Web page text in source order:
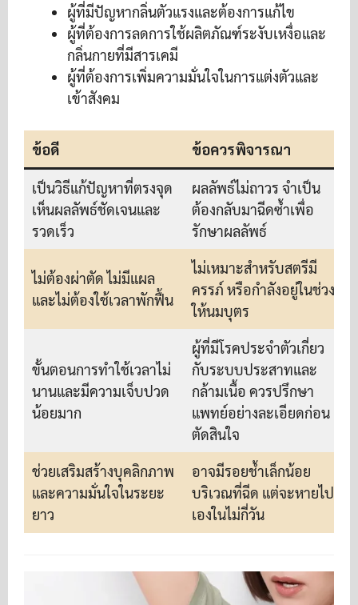
ผู้ที่มีปัญหากลิ่นตัวแรงและต้องการแก้ไข
ผู้ที่ต้องการลดการใช้ผลิตภัณฑ์ระงับเหงื่อและ
กลิ่นกายที่มีสารเคมี
ผู้ที่ต้องการเพิ่มความมั่นใจในการแต่งตัวและ
เข้าสังคม
ข้อดี ข้อควรพิจารณา
เป็นวิธีแก้ปัญหาที่ตรงจุด
เห็นผลลัพธ์ชัดเจนและ
รวดเร็ว
ผลลัพธ์ไม่ถาวร จำเป็น
ต้องกลับมาฉีดซ้ำเพื่อ
รักษาผลลัพธ์
ไม่ต้องผ่าตัด ไม่มีแผล
และไม่ต้องใช้เวลาพักฟื้น
ไม่เหมาะสำหรับสตรีมี
ครรภ์ หรือกำลังอยู่ในช่วง
ให้นมบุตร
ขั้นตอนการทำใช้เวลาไม่
นานและมีความเจ็บปวด
น้อยมาก
ผู้ที่มีโรคประจำตัวเกี่ยว
กับระบบประสาทและ
กล้ามเนื้อ ควรปรึกษา
แพทย์อย่างละเอียดก่อน
ตัดสินใจ
ช่วยเสริมสร้างบุคลิกภาพ
และความมั่นใจในระยะ
ยาว
อาจมีรอยช้ำเล็กน้อย
บริเวณที่ฉีด แต่จะหายไป
เองในไม่กี่วัน